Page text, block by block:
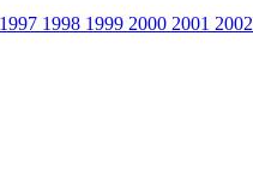
1997 1998 1999 2000 2001 2002